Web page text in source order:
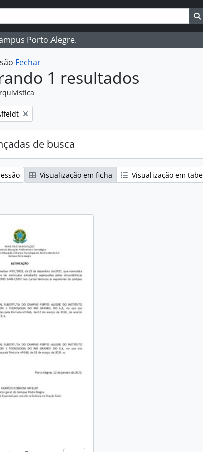
busca
Porto Alegre.
Fechar
1 resultados
de busca
Visualização em ficha Visualização em